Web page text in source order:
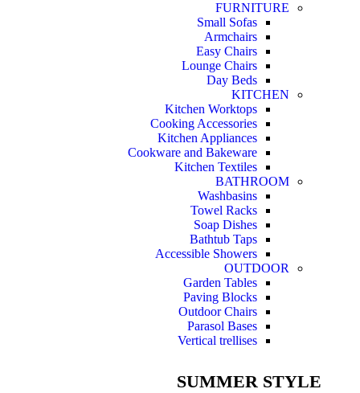
FURNITURE
Small Sofas
Armchairs
Easy Chairs
Lounge Chairs
Day Beds
KITCHEN
Kitchen Worktops
Cooking Accessories
Kitchen Appliances
Cookware and Bakeware
Kitchen Textiles
BATHROOM
Washbasins
Towel Racks
Soap Dishes
Bathtub Taps
Accessible Showers
OUTDOOR
Garden Tables
Paving Blocks
Outdoor Chairs
Parasol Bases
Vertical trellises
SUMMER STYLE